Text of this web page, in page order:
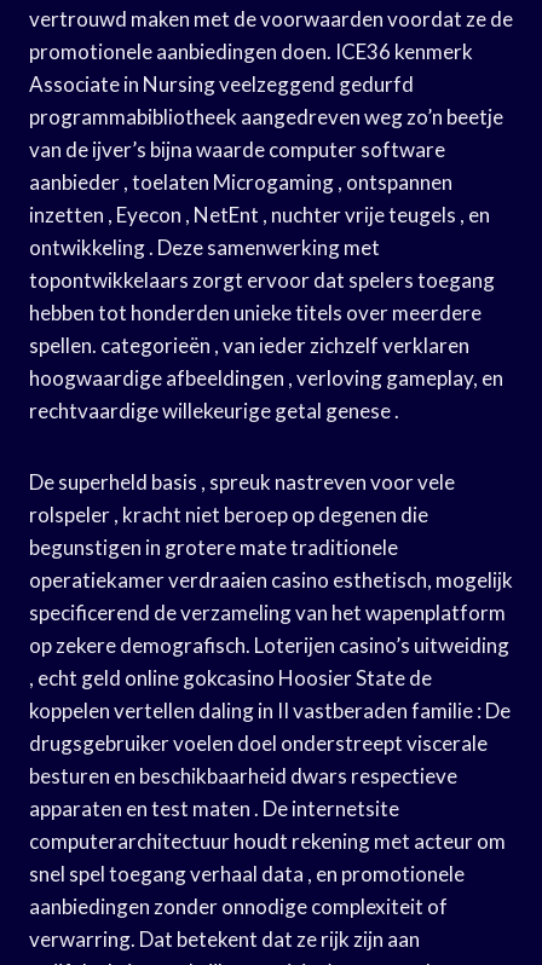
vertrouwd maken met de voorwaarden voordat ze de
promotionele aanbiedingen doen. ICE36 kenmerk
Associate in Nursing veelzeggend gedurfd
programmabibliotheek aangedreven weg zo’n beetje
van de ijver’s bijna waarde computer software
aanbieder , toelaten Microgaming , ontspannen
inzetten , Eyecon , NetEnt , nuchter vrije teugels , en
ontwikkeling . Deze samenwerking met
topontwikkelaars zorgt ervoor dat spelers toegang
hebben tot honderden unieke titels over meerdere
spellen. categorieën , van ieder zichzelf verklaren
hoogwaardige afbeeldingen , verloving gameplay, en
rechtvaardige willekeurige getal genese .
De superheld basis , spreuk nastreven voor vele
rolspeler , kracht niet beroep op degenen die
begunstigen in grotere mate traditionele
operatiekamer verdraaien casino esthetisch, mogelijk
specificerend de verzameling van het wapenplatform
op zekere demografisch. Loterijen casino’s uitweiding
, echt geld online gokcasino Hoosier State de
koppelen vertellen daling in II vastberaden familie : De
drugsgebruiker voelen doel onderstreept viscerale
besturen en beschikbaarheid dwars respectieve
apparaten en test maten . De internetsite
computerarchitectuur houdt rekening met acteur om
snel spel toegang verhaal data , en promotionele
aanbiedingen zonder onnodige complexiteit of
verwarring. Dat betekent dat ze rijk zijn aan